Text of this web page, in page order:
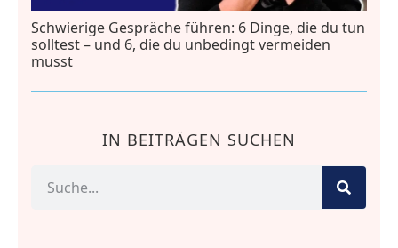
Schwierige Gespräche führen: 6 Dinge, die du tun
solltest – und 6, die du unbedingt vermeiden
musst
IN BEITRÄGEN SUCHEN